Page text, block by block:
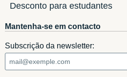
Desconto para estudantes
Mantenha-se em contacto
Subscrição da newsletter: